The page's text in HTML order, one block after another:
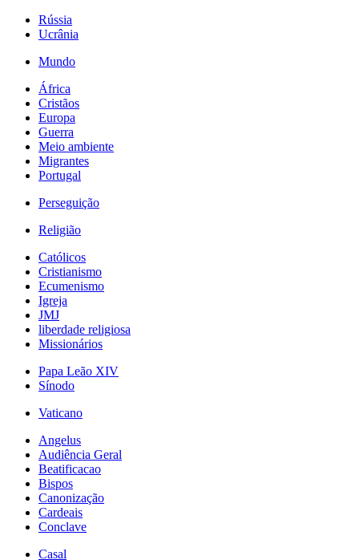
Rússia
Ucrânia
Mundo
África
Cristãos
Europa
Guerra
Meio ambiente
Migrantes
Portugal
Perseguição
Religião
Católicos
Cristianismo
Ecumenismo
Igreja
JMJ
liberdade religiosa
Missionários
Papa Leão XIV
Sínodo
Vaticano
Angelus
Audiência Geral
Beatificacao
Bispos
Canonização
Cardeais
Conclave
Casal